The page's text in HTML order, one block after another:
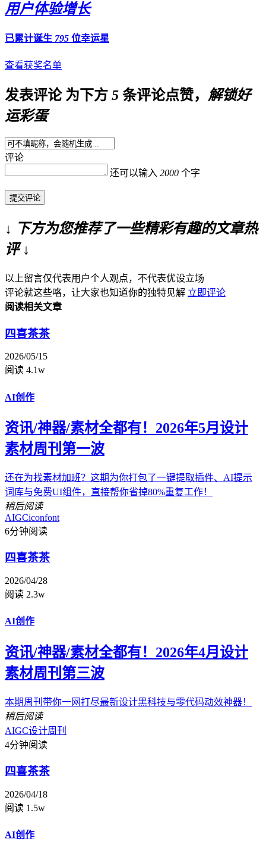
用户体验增长
已累计诞生 795 位幸运星
查看获奖名单
发表评论 为下方 5 条评论点赞， 解锁好
运彩蛋
评论
还可以输入 2000 个字
提交评论
↓ 下方为您推荐了一些精彩有趣的文章热
评 ↓
以上留言仅代表用户个人观点，不代表优设立场
评论就这些咯，让大家也知道你的独特见解 立即评论
阅读相关文章
四喜茶茶
2026/05/15
阅读 4.1w
AI创作
资讯/神器/素材全都有！2026年5月设计
素材周刊第一波
还在为找素材加班？这期为你打包了一键提取插件、AI提示
词库与免费UI组件，直接帮你省掉80%重复工作！
稍后阅读
AIGCiconfont
6分钟阅读
四喜茶茶
2026/04/28
阅读 2.3w
AI创作
资讯/神器/素材全都有！2026年4月设计
素材周刊第三波
本期周刊带你一网打尽最新设计黑科技与零代码动效神器！
稍后阅读
AIGC设计周刊
4分钟阅读
四喜茶茶
2026/04/18
阅读 1.5w
AI创作